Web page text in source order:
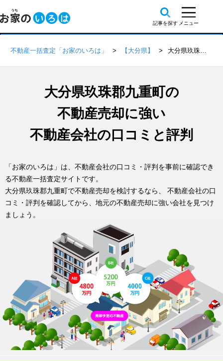
不動産一括査定「お家のいろは」 【大分県】 大分県玖珠郡九重町の不動産会社 口コミ・評判一覧
大分県玖珠郡九重町の
不動産売却に強い
不動産会社の口コミと評判
「お家のいろは」は、不動産会社の口コミ・評判を事前に確認でき
る不動産一括査定サイトです。
大分県玖珠郡九重町で不動産売却を検討するなら、 不動産会社の口
コミ・評判を確認してから、地元の不動産売却に強い会社を見つけ
ましょう。